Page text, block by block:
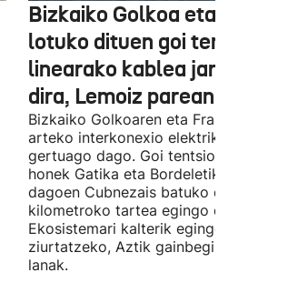
Bizkaiko Golkoa eta
lotuko dituen goi tentsioko
linearako kablea jartzen
dira, Lemoiz parean
Bizkaiko Golkoaren eta Frantziaren
arteko interkonexio elektrikoa
gertuago dago. Goi tentsioko linea
honek Gatika eta Bordeletik gertu
dagoen Cubnezais batuko ditu eta
kilometroko tartea egingo du ur
Ekosistemari kalterik egingo ez
ziurtatzeko, Aztik gainbegiratuko
lanak.